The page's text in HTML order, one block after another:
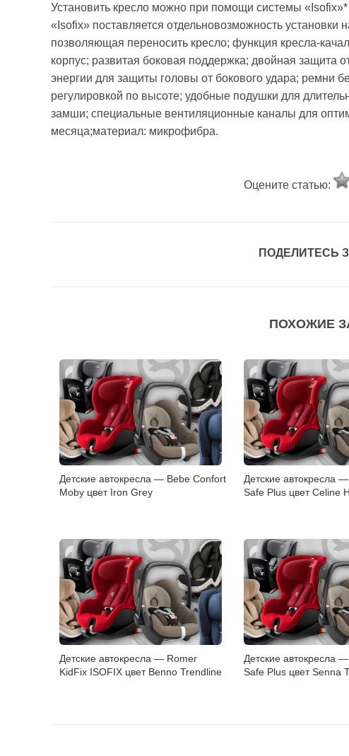
Установить кресло можно при помощи системы
«Isofix» поставляется отдельновозможность установки
позволяющая переносить кресло; функция кресла-
корпус; развитая боковая поддержка; двойная защита
энергии для защиты головы от бокового удара; ремни
регулировкой по высоте; удобные подушки для
замши; специальные вентиляционные каналы для
месяца;материал: микрофибра.
Оцените статью:
ПОДЕЛИТЕСЬ
ПОХОЖИЕ
Детские автокресла — Bebe Confort
Moby цвет Iron Grey
Детские автокресла
Safe Plus цвет Celine
Детские автокресла — Romer
KidFix ISOFIX цвет Benno Trendline
Детские автокресла
Safe Plus цвет Senna